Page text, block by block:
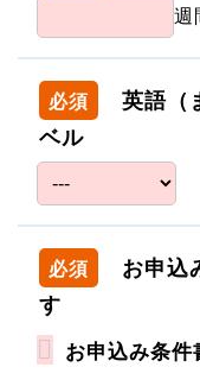
週
必須
英語（
ベル
必須
お申込
す
お申込み条件